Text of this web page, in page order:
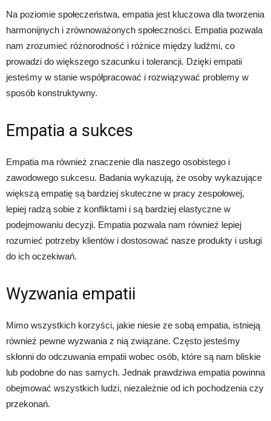
Na poziomie społeczeństwa, empatia jest kluczowa dla tworzenia
harmonijnych i zrównoważonych społeczności. Empatia pozwala
nam zrozumieć różnorodność i różnice między ludźmi, co
prowadzi do większego szacunku i tolerancji. Dzięki empatii
jesteśmy w stanie współpracować i rozwiązywać problemy w
sposób konstruktywny.
Empatia a sukces
Empatia ma również znaczenie dla naszego osobistego i
zawodowego sukcesu. Badania wykazują, że osoby wykazujące
większą empatię są bardziej skuteczne w pracy zespołowej,
lepiej radzą sobie z konfliktami i są bardziej elastyczne w
podejmowaniu decyzji. Empatia pozwala nam również lepiej
rozumieć potrzeby klientów i dostosować nasze produkty i usługi
do ich oczekiwań.
Wyzwania empatii
Mimo wszystkich korzyści, jakie niesie ze sobą empatia, istnieją
również pewne wyzwania z nią związane. Często jesteśmy
skłonni do odczuwania empatii wobec osób, które są nam bliskie
lub podobne do nas samych. Jednak prawdziwa empatia powinna
obejmować wszystkich ludzi, niezależnie od ich pochodzenia czy
przekonań.